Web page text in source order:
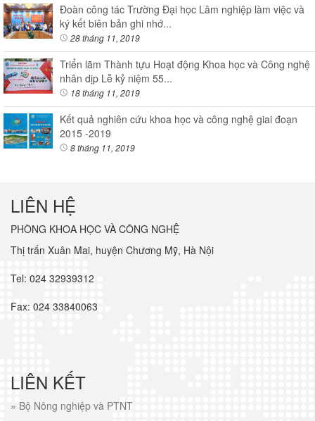
Đoàn công tác Trường Đại học Lâm nghiệp làm việc và
ký kết biên bản ghi nhớ...
28 tháng 11, 2019
Triển lãm Thành tựu Hoạt động Khoa học và Công nghệ
nhân dịp Lễ kỷ niệm 55...
18 tháng 11, 2019
Kết quả nghiên cứu khoa học và công nghệ giai đoạn
2015 -2019
8 tháng 11, 2019
LIÊN HỆ
PHÒNG KHOA HỌC VÀ CÔNG NGHỆ
Thị trấn Xuân Mai, huyện Chương Mỹ, Hà Nội
Tel: 024 32939312
Fax: 024 33840063
LIÊN KẾT
» Bộ Nông nghiệp và PTNT